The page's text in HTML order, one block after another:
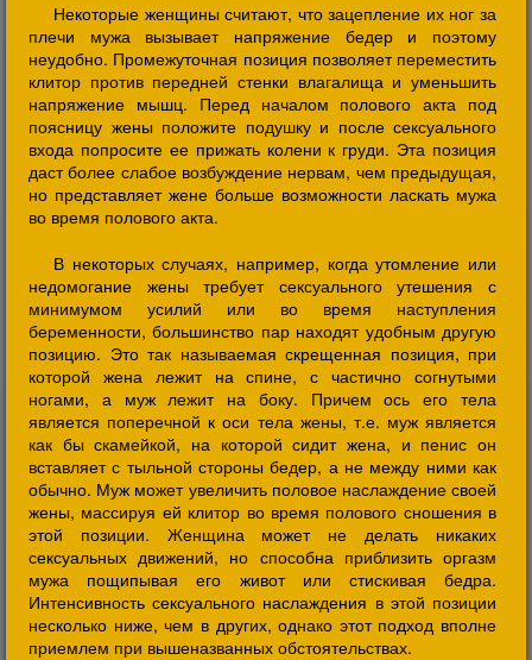
Некоторые женщины считают, что зацепление их ног за
плечи мужа вызывает напряжение бедер и поэтому
неудобно. Промежуточная позиция позволяет переместить
клитор против передней стенки влагалища и уменьшить
напряжение мышц. Перед началом полового акта под
поясницу жены положите подушку и после сексуального
входа попросите ее прижать колени к груди. Эта позиция
даст более слабое возбуждение нервам, чем предыдущая,
но представляет жене больше возможности ласкать мужа
во время полового акта.
В некоторых случаях, например, когда утомление или
недомогание жены требует сексуального утешения с
минимумом усилий или во время наступления
беременности, большинство пар находят удобным другую
позицию. Это так называемая скрещенная позиция, при
которой жена лежит на спине, с частично согнутыми
ногами, а муж лежит на боку. Причем ось его тела
является поперечной к оси тела жены, т.е. муж является
как бы скамейкой, на которой сидит жена, и пенис он
вставляет с тыльной стороны бедер, а не между ними как
обычно. Муж может увеличить половое наслаждение своей
жены, массируя ей клитор во время полового сношения в
этой позиции. Женщина может не делать никаких
сексуальных движений, но способна приблизить оргазм
мужа пощипывая его живот или стискивая бедра.
Интенсивность сексуального наслаждения в этой позиции
несколько ниже, чем в других, однако этот подход вполне
приемлем при вышеназванных обстоятельствах.